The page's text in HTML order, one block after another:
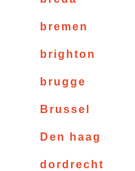
bremen
brighton
brugge
Brussel
Den haag
dordrecht